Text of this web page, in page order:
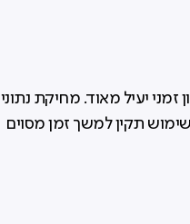
יעיל מאוד. מחיקת נתוני
תקין למשך זמן מסוים